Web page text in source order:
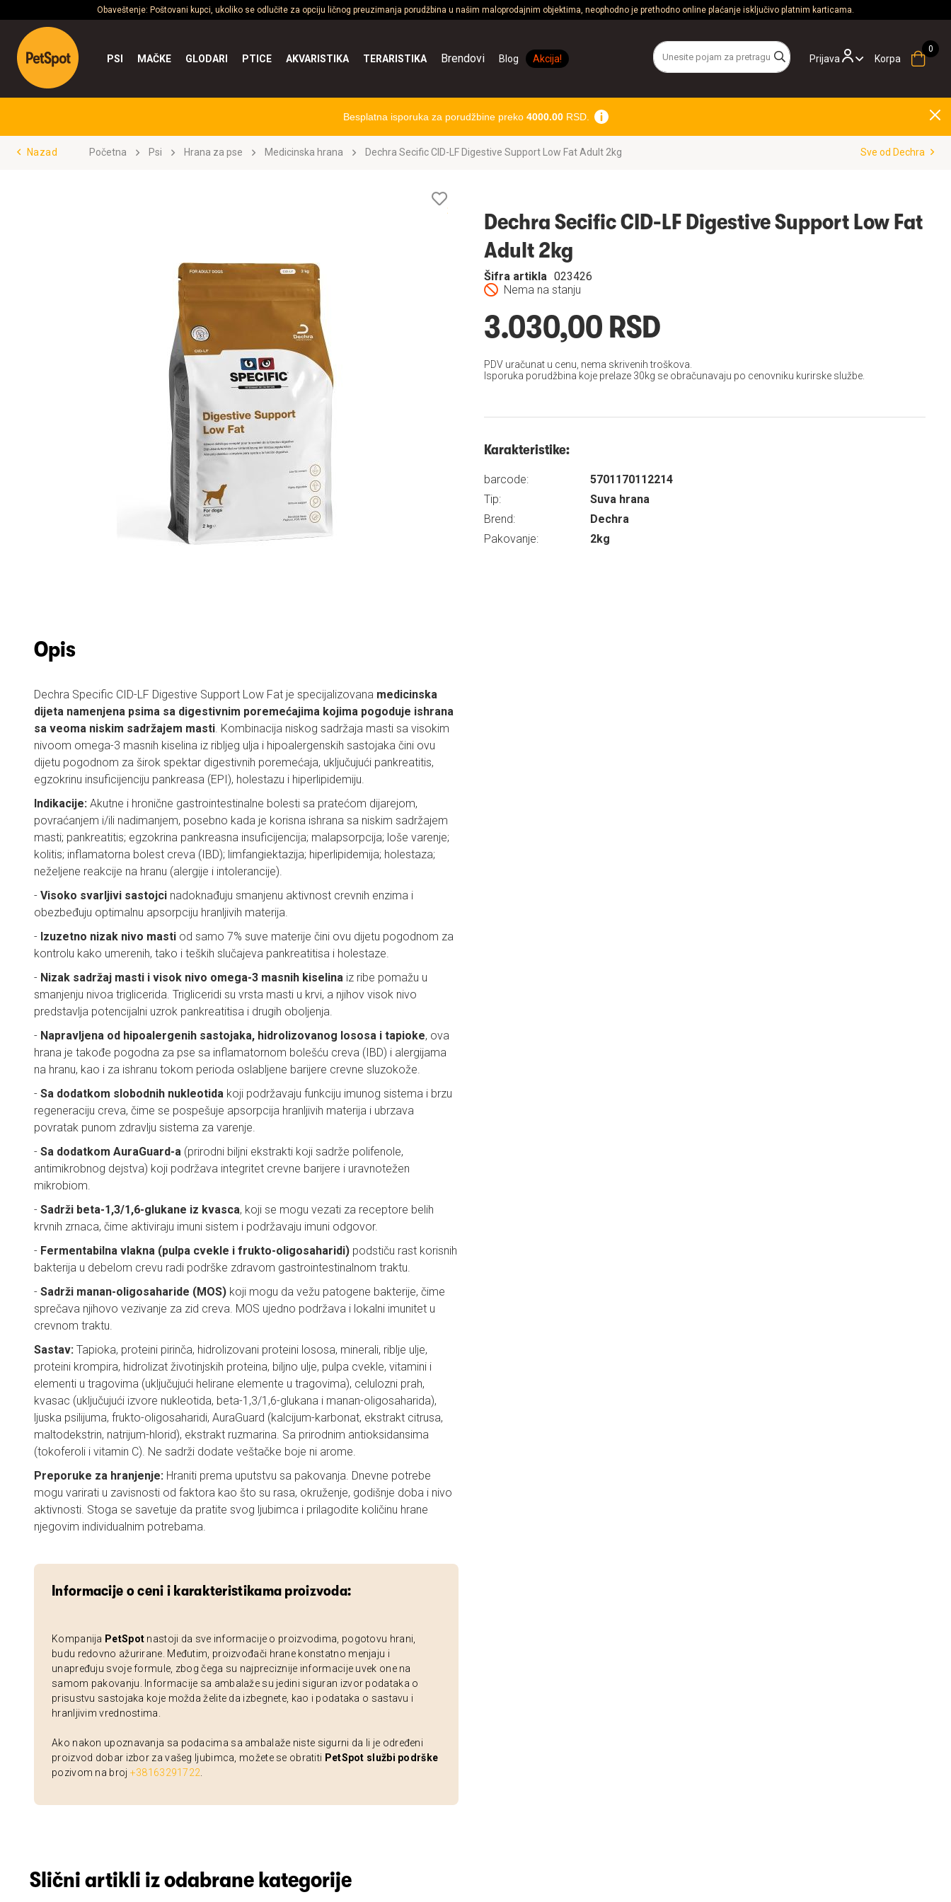
Obaveštenje: Poštovani kupci, ukoliko se odlučite za opciju ličnog preuzimanja porudžbina u našim maloprodajnim objektima, neophodno je prethodno online plaćanje isključivo platnim karticama.
Prijava
PSI MAČKE GLODARI PTICE AKVARISTIKA TERARISTIKA Brendovi Blog Akcija! Korpa
Besplatna isporuka za porudžbine preko 4000.00RSD.
Nazad Početna Psi Hrana za pse Medicinska hrana Dechra Secific CID-LF Digestive Support Low Fat Adult 2kg Sve od Dechra
Opis
Dechra Specific CID-LF Digestive Support Low Fat je specijalizovana medicinska
dijeta namenjena psima sa digestivnim poremećajima kojima pogoduje ishrana
sa veoma niskim sadržajem masti. Kombinacija niskog sadržaja masti sa visokim
nivoom omega-3 masnih kiselina iz ribljeg ulja i hipoalergenskih sastojaka čini ovu
dijetu pogodnom za širok spektar digestivnih poremećaja, uključujući pankreatitis,
egzokrinu insuficijenciju pankreasa (EPI), holestazu i hiperlipidemiju.
Indikacije: Akutne i hronične gastrointestinalne bolesti sa pratećom dijarejom,
povraćanjem i/ili nadimanjem, posebno kada je korisna ishrana sa niskim sadržajem
masti; pankreatitis; egzokrina pankreasna insuficijencija; malapsorpcija; loše varenje;
kolitis; inflamatorna bolest creva (IBD); limfangiektazija; hiperlipidemija; holestaza;
neželjene reakcije na hranu (alergije i intolerancije).
- Visoko svarljivi sastojci nadoknađuju smanjenu aktivnost crevnih enzima i
obezbeđuju optimalnu apsorpciju hranljivih materija.
- Izuzetno nizak nivo masti od samo 7% suve materije čini ovu dijetu pogodnom za
kontrolu kako umerenih, tako i teških slučajeva pankreatitisa i holestaze.
- Nizak sadržaj masti i visok nivo omega-3 masnih kiselina iz ribe pomažu u
smanjenju nivoa triglicerida. Trigliceridi su vrsta masti u krvi, a njihov visok nivo
predstavlja potencijalni uzrok pankreatitisa i drugih oboljenja.
- Napravljena od hipoalergenih sastojaka, hidrolizovanog lososa i tapioke, ova
hrana je takođe pogodna za pse sa inflamatornom bolešću creva (IBD) i alergijama
na hranu, kao i za ishranu tokom perioda oslabljene barijere crevne sluzokože.
- Sa dodatkom slobodnih nukleotida koji podržavaju funkciju imunog sistema i brzu
regeneraciju creva, čime se pospešuje apsorpcija hranljivih materija i ubrzava
povratak punom zdravlju sistema za varenje.
- Sa dodatkom AuraGuard-a (prirodni biljni ekstrakti koji sadrže polifenole,
antimikrobnog dejstva) koji podržava integritet crevne barijere i uravnotežen
mikrobiom.
- Sadrži beta-1,3/1,6-glukane iz kvasca, koji se mogu vezati za receptore belih
krvnih zrnaca, čime aktiviraju imuni sistem i podržavaju imuni odgovor.
- Fermentabilna vlakna (pulpa cvekle i frukto-oligosaharidi) podstiču rast korisnih
bakterija u debelom crevu radi podrške zdravom gastrointestinalnom traktu.
- Sadrži manan-oligosaharide (MOS) koji mogu da vežu patogene bakterije, čime
sprečava njihovo vezivanje za zid creva. MOS ujedno podržava i lokalni imunitet u
crevnom traktu.
Sastav: Tapioka, proteini pirinča, hidrolizovani proteini lososa, minerali, riblje ulje,
proteini krompira, hidrolizat životinjskih proteina, biljno ulje, pulpa cvekle, vitamini i
elementi u tragovima (uključujući helirane elemente u tragovima), celulozni prah,
kvasac (uključujući izvore nukleotida, beta-1,3/1,6-glukana i manan-oligosaharida),
ljuska psilijuma, frukto-oligosaharidi, AuraGuard (kalcijum-karbonat, ekstrakt citrusa,
maltodekstrin, natrijum-hlorid), ekstrakt ruzmarina. Sa prirodnim antioksidansima
(tokoferoli i vitamin C). Ne sadrži dodate veštačke boje ni arome.
Preporuke za hranjenje: Hraniti prema uputstvu sa pakovanja. Dnevne potrebe
mogu varirati u zavisnosti od faktora kao što su rasa, okruženje, godišnje doba i nivo
aktivnosti. Stoga se savetuje da pratite svog ljubimca i prilagodite količinu hrane
njegovim individualnim potrebama.
Informacije o ceni i karakteristikama proizvoda:
Kompanija PetSpot nastoji da sve informacije o proizvodima, pogotovu hrani,
budu redovno ažurirane. Međutim, proizvođači hrane konstatno menjaju i
unapređuju svoje formule, zbog čega su najpreciznije informacije uvek one na
samom pakovanju. Informacije sa ambalaže su jedini siguran izvor podataka o
prisustvu sastojaka koje možda želite da izbegnete, kao i podataka o sastavu i
hranljivim vrednostima.
Ako nakon upoznavanja sa podacima sa ambalaže niste sigurni da li je određeni
proizvod dobar izbor za vašeg ljubimca, možete se obratiti PetSpot službi podrške
pozivom na broj +38163291722
želja
Dechra Secific CID-LF Digestive Support Low Fat
Adult 2kg
Nema na stanju
Šifra artikla 023426
3.030,00 RSD
PDV uračunat u cenu, nema skrivenih troškova.
Isporuka porudžbina koje prelaze 30kg se obračunavaju po cenovniku kurirske službe.
Karakteristike:
barcode:
5701170112214
Tip:
Suva hrana
Brend:
Dechra
Pakovanje:
2kg
Slični artikli iz odabrane kategorije